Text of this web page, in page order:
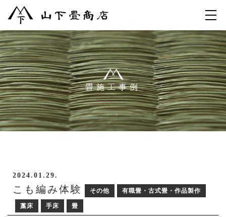
畳施工事例
2024.01.29.
こも編み体験 その他 有職畳・古式畳・作品製作
藁床 手床 畳